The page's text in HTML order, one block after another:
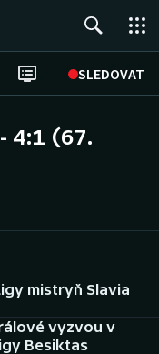
SLEDOVAT
4:1 (67.
mistryň Slavia
vyzvou v
Besiktas